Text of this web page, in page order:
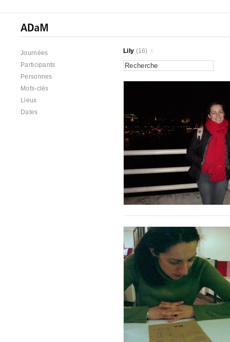
Journées
Participants
Personnes
Mots-clés
Lieux
Dates
Lily (16)